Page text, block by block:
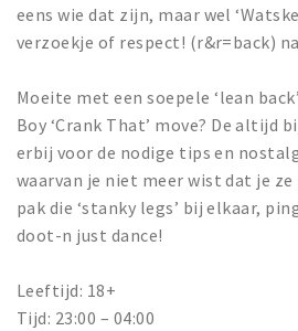
eens wie dat zijn, maar wel
verzoekje of respect! (r&r=back)
Moeite met een soepele ‘lean
Boy ‘Crank That’ move? De altijd
erbij voor de nodige tips en
waarvan je niet meer wist dat je ze
pak die ‘stanky legs’ bij elkaar,
doot-n just dance!
Leeftijd: 18+
Tijd: 23:00 – 04:00